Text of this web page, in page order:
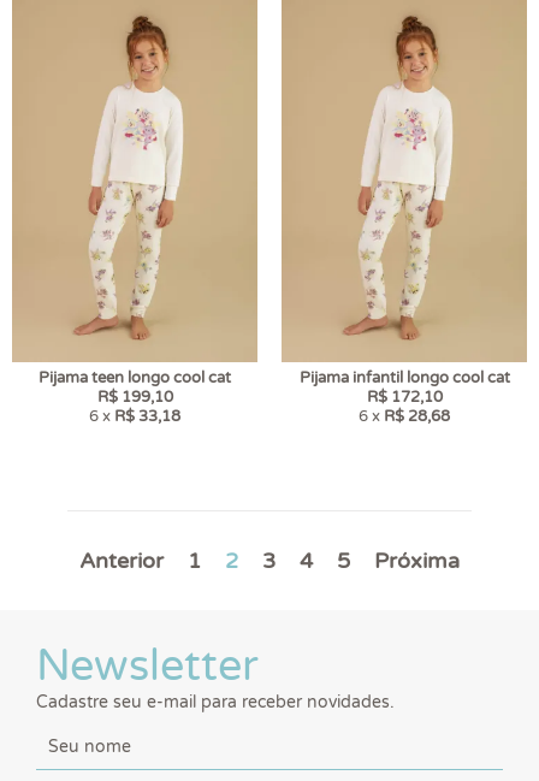
Pijama teen longo cool cat
R$ 199,10
6 x R$ 33,18
Pijama infantil longo cool cat
R$ 172,10
6 x R$ 28,68
Anterior 1 2 3 4 5 Próxima
Newsletter
Cadastre seu e-mail para receber novidades.